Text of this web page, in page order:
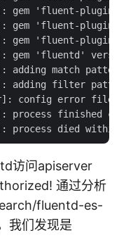
gem 'fluent-
gem 'fluent-
gem 'fluent-
gem 'fluentd'
adding match
adding filter
config error
process finished
访问apiserver
通过分析
fluentd-es-
我们发现是